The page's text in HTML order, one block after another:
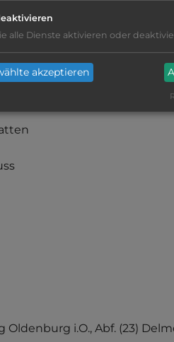
i.O., Abf. (23)
alle Dienste aktivieren oder
akzeptieren